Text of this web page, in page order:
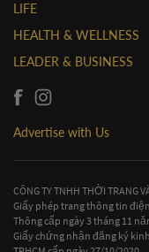
LIFE
HEALTH & WELLNESS
LEADER & BUSINESS
Advertise with Us
CÔNG TY TNHH THỜI TRANG
Giấy phép trang thông tin
Thông cấp ngày 3 tháng 11
Giấy chứng nhận đăng ký